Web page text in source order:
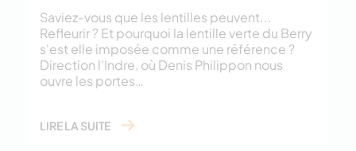
Saviez-vous que les lentilles peuvent...
Refleurir ? Et pourquoi la lentille verte du Berry
s'est elle imposée comme une référence ?
Direction l'Indre, où Denis Philippon nous
ouvre les portes…
LIRE LA SUITE